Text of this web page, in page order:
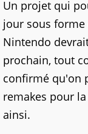
Un projet qui
jour sous forme
Nintendo
prochain, tout
confirmé qu'on
remakes pour
ainsi.